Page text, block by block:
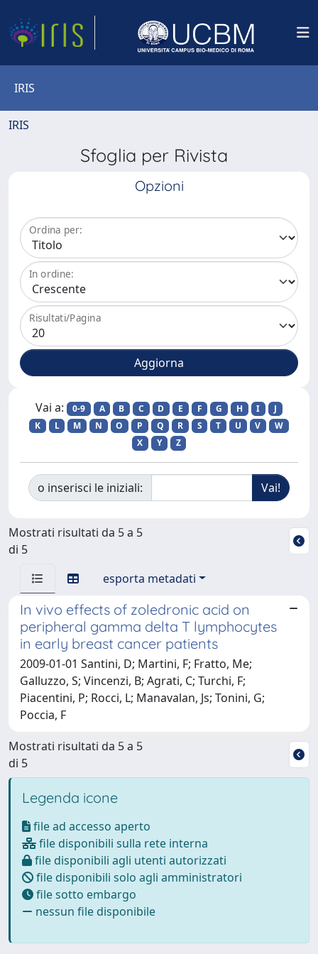
IRIS
IRIS
Sfoglia per Rivista
Opzioni
Ordina per:
In ordine:
Risultati/Pagina
Vai a: 0-9 A B C D E F G H I
J
K
L M N O P Q R S T U V
W
X
Y Z
o inserisci le iniziali:
Mostrati risultati da 5 a 5
di 5
esporta metadati
In vivo effects of zoledronic acid on
peripheral gamma delta T lymphocytes
in early breast cancer patients
2009-01-01 Santini, D; Martini, F; Fratto, Me;
Galluzzo, S; Vincenzi, B; Agrati, C; Turchi, F;
Piacentini, P; Rocci, L; Manavalan, Js; Tonini, G;
Poccia, F
Mostrati risultati da 5 a 5
di 5
Legenda icone
file ad accesso aperto
file disponibili sulla rete interna
file disponibili agli utenti autorizzati
file disponibili solo agli amministratori
file sotto embargo
nessun file disponibile